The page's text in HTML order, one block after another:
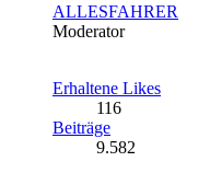
ALLESFAHRER
Moderator
Erhaltene Likes
116
Beiträge
9.582